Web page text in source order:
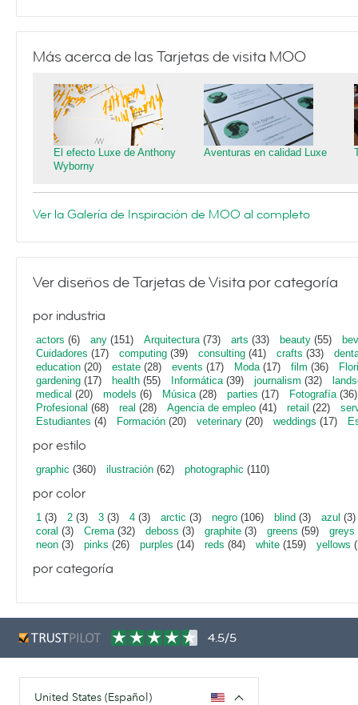
Más acerca de las Tarjetas de visita MOO
El efecto Luxe de Anthony
Wyborny
Aventuras en calidad Luxe
Ver la Galería de Inspiración de MOO al completo
Ver diseños de Tarjetas de Visita por categoría
por industria
actors (6) any (151) Arquitectura(73) arts (33) beauty (55)
Cuidadores (17) computing (39) consulting (41) crafts (33)
education (20) estate (28) events (17) Moda(17) film (36)
gardening (17) health (55) Informática(39) journalism (32)
medical (20) models (6) Música(28) parties (17) Fotografía(36)
Profesional (68) real (28) Agencia de empleo (41) retail (22)
Estudiantes (4) Formación (20) veterinary (20) weddings (17)
por estilo
graphic (360) ilustración (62) photographic (110)
por color
1 (3) 2 (3) 3 (3) 4 (3) arctic (3) negro (106) blind (3) azul (3)
coral (3) Crema(32) deboss (3) graphite (3) greens (59) greys
neon (3) pinks (26) purples (14) reds (84) white (159) yellows
por categoría
4.5/5
United States (Español)